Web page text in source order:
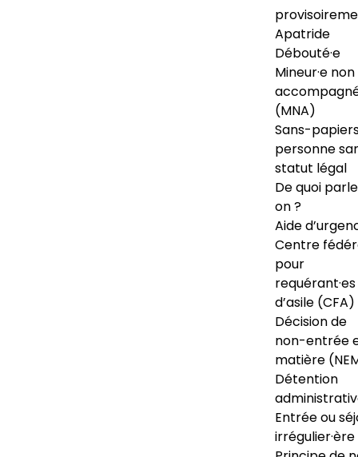
Apatride
Débouté·e
Mineur·e non
(MNA)
Sans-
personne
statut légal
De quoi
on ?
Aide
Centre
pour
requérant·es
d’asile (CFA)
Décision de
non-entrée
matière
Détention
Entrée ou
irrégulier·ère